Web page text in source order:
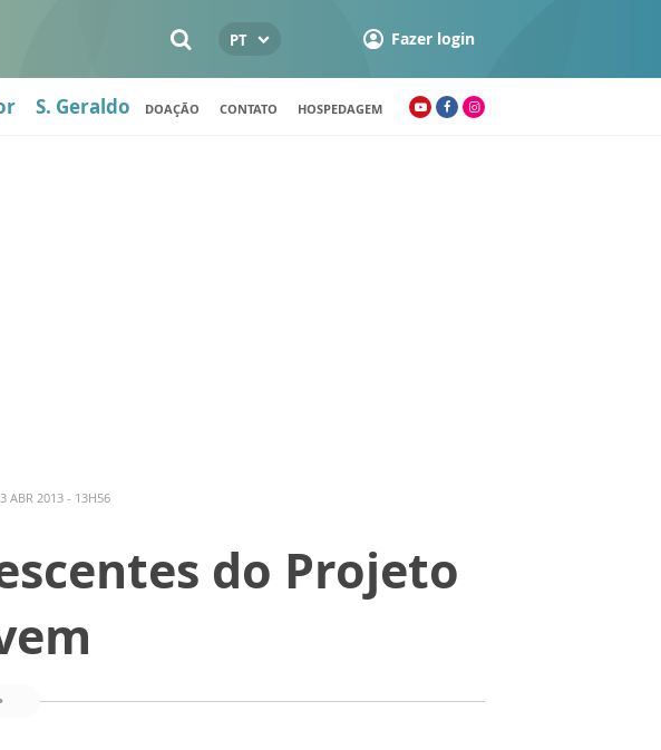
PT Fazer login
S. Geraldo DOAÇÃO CONTATO HOSPEDAGEM
ABR 2013 - 13H56
do Projeto